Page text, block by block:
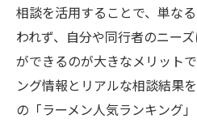
相談を活用することで、単な
われず、自分や同行者のニー
ができるのが大きなメリット
ング情報とリアルな相談結果
の「ラーメン人気ランキング